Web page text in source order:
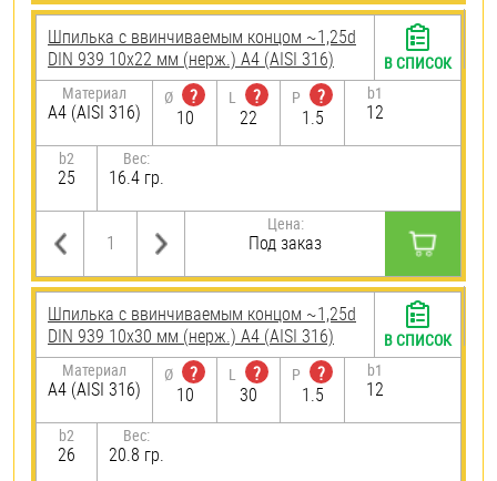
Шпилька c ввинчиваемым концом ~1,25d
DIN 939 10х22 мм (нерж.) A4 (AISI 316)
Материал
A4 (AISI 316)
Ø
?
10
L
?
22
P
?
1.5
b1
12
b2
25
Вес:
16.4 гр.
Цена:
Под заказ
В СПИСОК
Шпилька c ввинчиваемым концом ~1,25d
DIN 939 10х30 мм (нерж.) A4 (AISI 316)
Материал
A4 (AISI 316)
Ø
?
10
L
?
30
P
?
1.5
b1
12
b2
26
Вес:
20.8 гр.
В СПИСОК